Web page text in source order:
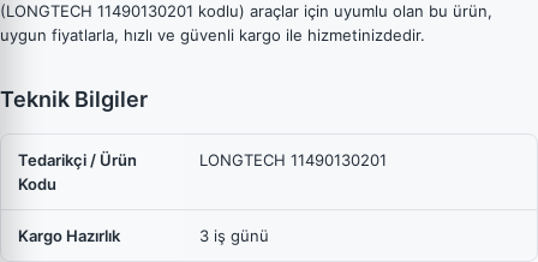
(LONGTECH 11490130201 kodlu) araçlar için uyumlu olan bu ürün,
uygun fiyatlarla, hızlı ve güvenli kargo ile hizmetinizdedir.
Teknik Bilgiler
Tedarikçi / Ürün
Kodu
LONGTECH 11490130201
Kargo Hazırlık 3 iş günü